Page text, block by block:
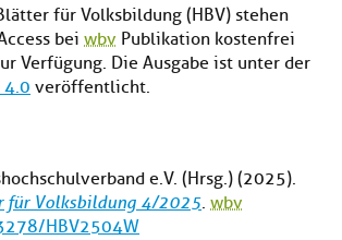
für Volksbildung (HBV) stehen
bei wbv Publikation kostenfrei
Verfügung. Die Ausgabe ist unter der
4.0 veröffentlicht.
e.V. (Hrsg.) (2025).
für Volksbildung 4/2025. wbv
HBV2504W